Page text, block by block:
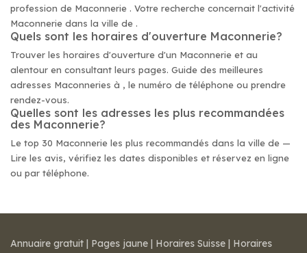
profession de Maconnerie . Votre recherche concernait l'activité
Maconnerie dans la ville de .
Quels sont les horaires d'ouverture Maconnerie?
Trouver les horaires d'ouverture d'un Maconnerie et au
alentour en consultant leurs pages. Guide des meilleures
adresses Maconneries à , le numéro de téléphone ou prendre
rendez-vous.
Quelles sont les adresses les plus recommandées
des Maconnerie?
Le top 30 Maconnerie les plus recommandés dans la ville de —
Lire les avis, vérifiez les dates disponibles et réservez en ligne
ou par téléphone.
Annuaire gratuit | Pages jaune | Horaires Suisse | Horaires